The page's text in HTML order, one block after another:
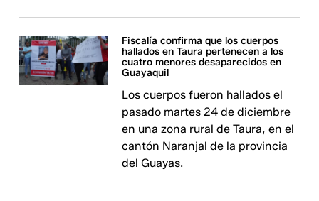
Fiscalía confirma que los cuerpos
hallados en Taura pertenecen a los
cuatro menores desaparecidos en
Guayaquil
Los cuerpos fueron hallados el
pasado martes 24 de diciembre
en una zona rural de Taura, en el
cantón Naranjal de la provincia
del Guayas.